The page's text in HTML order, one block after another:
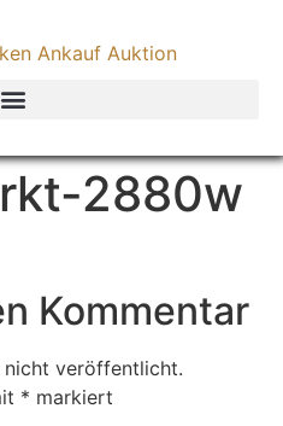
2880w
Kommentar
nicht veröffentlicht.
* markiert